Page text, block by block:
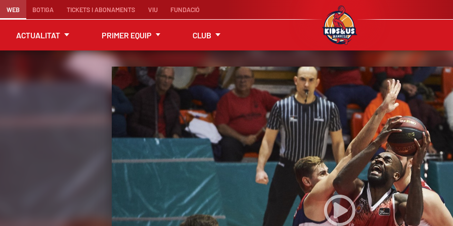
WEB BOTIGA TICKETS I ABONAMENTS VIU FUNDACIÓ
ACTUALITAT PRIMER EQUIP CLUB